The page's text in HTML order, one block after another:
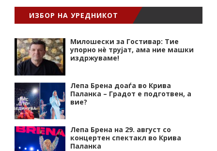
ИЗБОР НА УРЕДНИКОТ
Милошески за Гостивар: Тие
упорно нѐ трујат, ама ние машки
издржуваме!
Лепа Брена доаѓа во Крива
Паланка – Градот е подготвен, а
вие?
Лепа Брена на 29. август со
концертен спектакл во Крива
Паланка